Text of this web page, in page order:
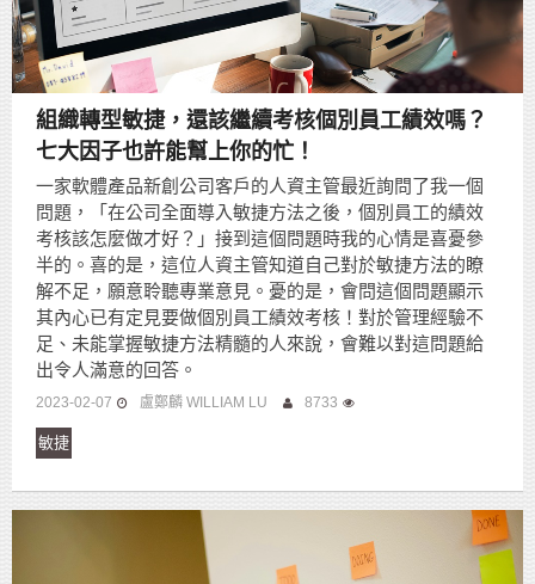
組織轉型敏捷，還該繼續考核個別員工績效嗎？
七大因子也許能幫上你的忙！
一家軟體產品新創公司客戶的人資主管最近詢問了我一個
問題，「在公司全面導入敏捷方法之後，個別員工的績效
考核該怎麼做才好？」接到這個問題時我的心情是喜憂參
半的。喜的是，這位人資主管知道自己對於敏捷方法的瞭
解不足，願意聆聽專業意見。憂的是，會問這個問題顯示
其內心已有定見要做個別員工績效考核！對於管理經驗不
足、未能掌握敏捷方法精髓的人來說，會難以對這問題給
出令人滿意的回答。
2023-02-07 盧鄭麟 WILLIAM LU 8733
敏捷